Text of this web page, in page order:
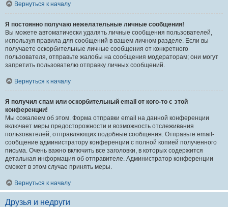
Вернуться к началу
Я постоянно получаю нежелательные личные сообщения!
Вы можете автоматически удалять личные сообщения пользователей,
используя правила для сообщений в вашем личном разделе. Если вы
получаете оскорбительные личные сообщения от конкретного
пользователя, отправьте жалобы на сообщения модераторам; они могут
запретить пользователю отправку личных сообщений.
Вернуться к началу
Я получил спам или оскорбительный email от кого-то с этой
конференции!
Мы сожалеем об этом. Форма отправки email на данной конференции
включает меры предосторожности и возможность отслеживания
пользователей, отправляющих подобные сообщения. Отправьте email-
сообщение администратору конференции с полной копией полученного
письма. Очень важно включить все заголовки, в которых содержится
детальная информация об отправителе. Администратор конференции
сможет в этом случае принять меры.
Вернуться к началу
Друзья и недруги